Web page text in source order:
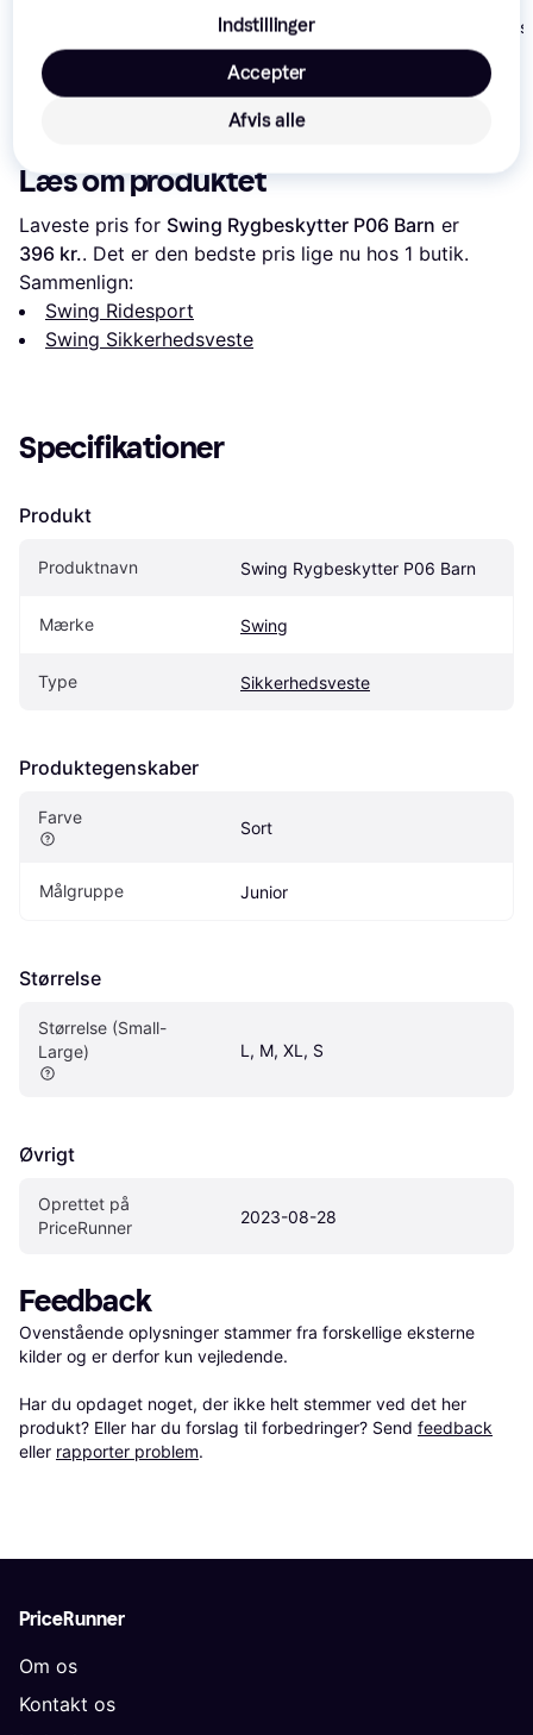
P07
689 kr.
Eller 3 betalinger af
Waldhausen Swing
Back Protector P07 -
Black
749 kr.
250 kr.
Læs om produktet
Laveste pris for Swing Rygbeskytter P06 Barn
396 kr.. Det er den bedste pris lige nu hos 1 butik.
Sammenlign:
Swing Ridesport
Swing Sikkerhedsveste
Specifikationer
Produkt
Produktnavn Swing Rygbeskytter P06 Barn
Mærke Swing
Type Sikkerhedsveste
Produktegenskaber
Farve
Sort
Målgruppe Junior
Størrelse
Størrelse (Small-
Large)
L, M, XL, S
Øvrigt
Oprettet på
PriceRunner
2023-08-28
Feedback
Ovenstående oplysninger stammer fra forskellige eksterne
kilder og er derfor kun vejledende.
Har du opdaget noget, der ikke helt stemmer ved det her
produkt? Eller har du forslag til forbedringer? Send feedback
eller rapporter problem.
PriceRunner
Om os
Kontakt os
Indstillinger
Afvis alle
Accepter